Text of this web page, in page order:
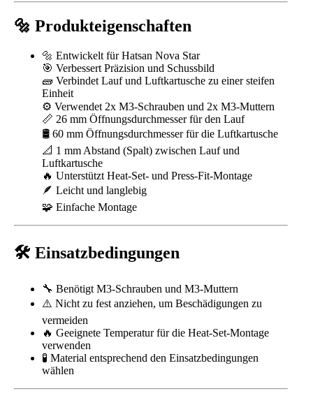
🔩 Produkteigenschaften
🔩 Entwickelt für Hatsan Nova Star
🎯 Verbessert Präzision und Schussbild
🧱 Verbindet Lauf und Luftkartusche zu einer steifen
Einheit
⚙️ Verwendet 2x M3-Schrauben und 2x M3-Muttern
📏 26 mm Öffnungsdurchmesser für den Lauf
🛢️ 60 mm Öffnungsdurchmesser für die Luftkartusche
📐 1 mm Abstand (Spalt) zwischen Lauf und
Luftkartusche
🔥 Unterstützt Heat-Set- und Press-Fit-Montage
🪶 Leicht und langlebig
🧩 Einfache Montage
🛠️ Einsatzbedingungen
🔧 Benötigt M3-Schrauben und M3-Muttern
⚠️ Nicht zu fest anziehen, um Beschädigungen zu
vermeiden
🔥 Geeignete Temperatur für die Heat-Set-Montage
verwenden
🧪 Material entsprechend den Einsatzbedingungen
wählen